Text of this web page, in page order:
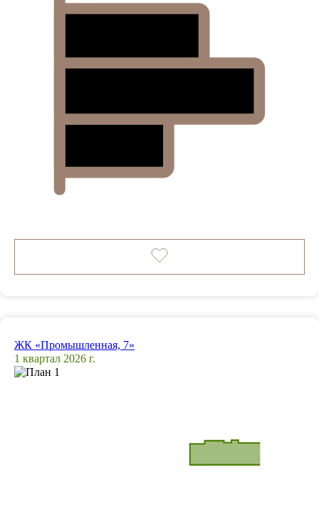
ЖК «Промышленная, 7»
1 квартал 2026 г.